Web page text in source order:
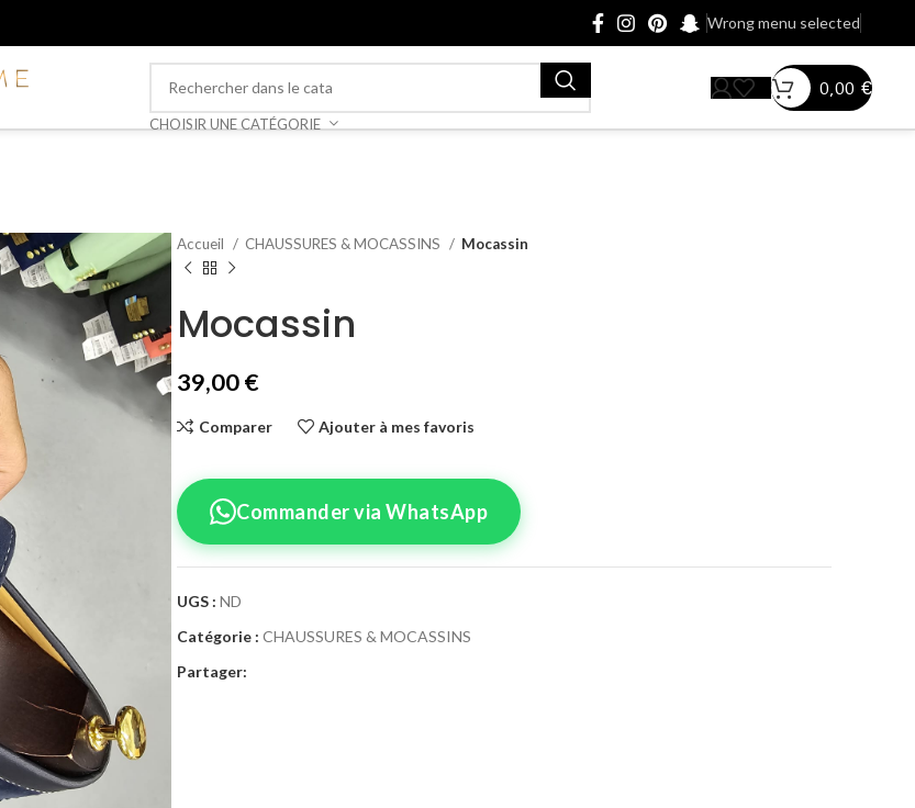
Wrong menu selected
CHOISIR UNE CATÉGORIE
0,00€
Accueil CHAUSSURES & MOCASSINS Mocassin
Mocassin
39,00€
Comparer Ajouter à mes favoris
Commander via WhatsApp
UGS : ND
Catégorie : CHAUSSURES & MOCASSINS
Partager: